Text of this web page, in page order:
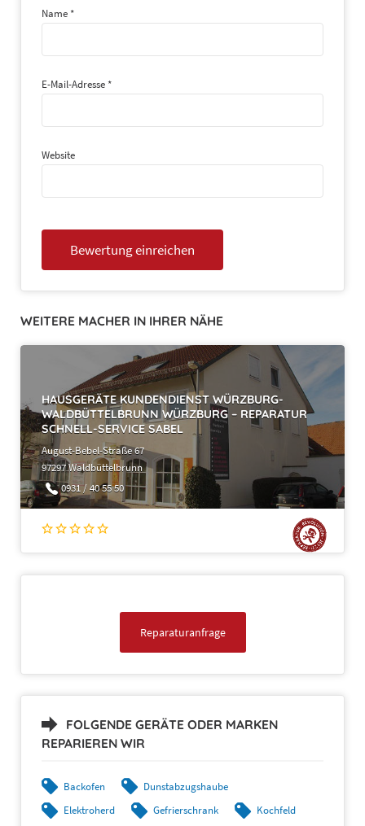
Name *
E-Mail-Adresse *
Website
WEITERE MACHER IN IHRER NÄHE
HAUSGERÄTE KUNDENDIENST WÜRZBURG-
WALDBÜTTELBRUNN WÜRZBURG – REPARATUR
SCHNELL-SERVICE SABEL
August-Bebel-Straße 67
97297 Waldbüttelbrunn
0931 / 40 55 50
Reparaturanfrage
FOLGENDE GERÄTE ODER MARKEN
REPARIEREN WIR
Backofen
Dunstabzugshaube
Elektroherd
Gefrierschrank
Kochfeld